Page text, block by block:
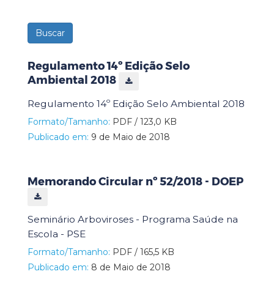
Regulamento 14º Edição Selo
Ambiental 2018
Regulamento 14º Edição Selo Ambiental 2018
Formato/Tamanho: PDF / 123,0 KB
Publicado em: 9 de Maio de 2018
Memorando Circular nº 52/2018 - DOEP
Seminário Arboviroses - Programa Saúde na
Escola - PSE
Formato/Tamanho: PDF / 165,5 KB
Publicado em: 8 de Maio de 2018